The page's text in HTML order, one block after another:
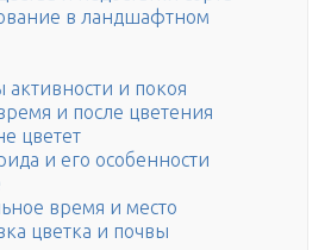
в ландшафтном
и покоя
и после цветения
цветет
и его особенности
время и место
цветка и почвы